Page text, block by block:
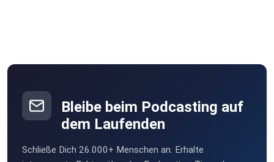
Bleibe beim Podcasting auf
dem Laufenden
Schließe Dich 26.000+ Menschen an. Erhalte